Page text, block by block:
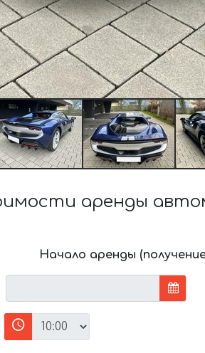
аренды
Начало аренды